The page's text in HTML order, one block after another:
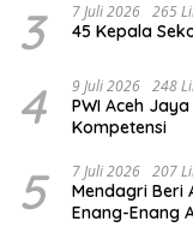
3 7 Juli 2026 265
45 Kepala
4 9 Juli 2026 248
PWI Aceh
Kompetensi
5 7 Juli 2026 207
Mendagri Beri
Enang-Enang